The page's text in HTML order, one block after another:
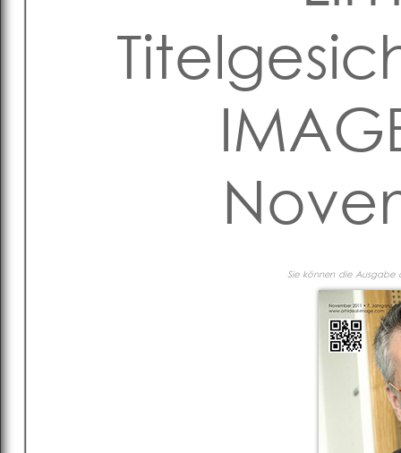
Sie können die Ausgabe